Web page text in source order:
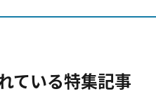
ている特集記事